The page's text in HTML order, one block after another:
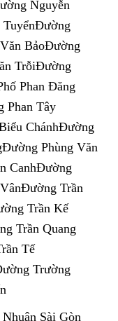
Nguyễn
BảoĐường
TrỗiĐường
Phan Đăng
Phan Tây
ChánhĐường
Phùng Văn
CanhĐường
Trần
Trần Kế
Trần Quang
Tế
Trường
Sài Gòn